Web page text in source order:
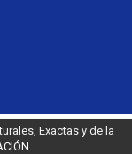
Exactas y de la